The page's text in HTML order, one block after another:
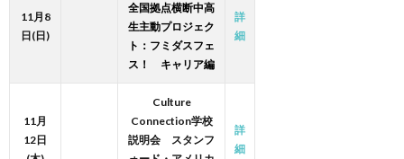
11月8
日(日)
全国拠点横断中高
生主動プロジェク
ト：フミダスフェ
ス！ キャリア編
詳
細
11月
12日
Culture
Connection学校
説明会 スタンフ
詳
細